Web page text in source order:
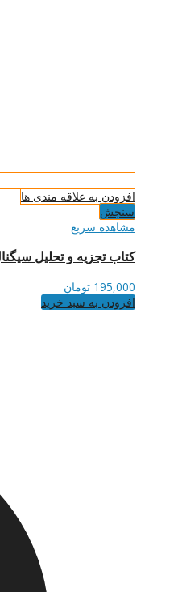
افزودن به علاقه مندی ها
سنجش
مشاهده سریع
کتاب تجزیه و تحلیل سیگنال‌ها و
195,000 تومان
افزودن به سبد خرید